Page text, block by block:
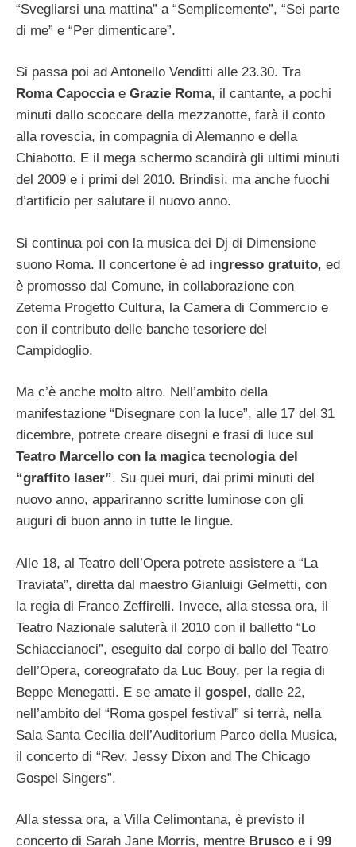
“Svegliarsi una mattina” a “Semplicemente”, “Sei parte
di me” e “Per dimenticare”.
Si passa poi ad Antonello Venditti alle 23.30. Tra
Roma Capoccia e Grazie Roma, il cantante, a pochi
minuti dallo scoccare della mezzanotte, farà il conto
alla rovescia, in compagnia di Alemanno e della
Chiabotto. E il mega schermo scandirà gli ultimi minuti
del 2009 e i primi del 2010. Brindisi, ma anche fuochi
d’artificio per salutare il nuovo anno.
Si continua poi con la musica dei Dj di Dimensione
suono Roma. Il concertone è ad ingresso gratuito, ed
è promosso dal Comune, in collaborazione con
Zetema Progetto Cultura, la Camera di Commercio e
con il contributo delle banche tesoriere del
Campidoglio.
Ma c’è anche molto altro. Nell’ambito della
manifestazione “Disegnare con la luce”, alle 17 del 31
dicembre, potrete creare disegni e frasi di luce sul
Teatro Marcello con la magica tecnologia del
“graffito laser”. Su quei muri, dai primi minuti del
nuovo anno, appariranno scritte luminose con gli
auguri di buon anno in tutte le lingue.
Alle 18, al Teatro dell’Opera potrete assistere a “La
Traviata”, diretta dal maestro Gianluigi Gelmetti, con
la regia di Franco Zeffirelli. Invece, alla stessa ora, il
Teatro Nazionale saluterà il 2010 con il balletto “Lo
Schiaccianoci”, eseguito dal corpo di ballo del Teatro
dell’Opera, coreografato da Luc Bouy, per la regia di
Beppe Menegatti. E se amate il gospel, dalle 22,
nell’ambito del “Roma gospel festival” si terrà, nella
Sala Santa Cecilia dell’Auditorium Parco della Musica,
il concerto di “Rev. Jessy Dixon and The Chicago
Gospel Singers”.
Alla stessa ora, a Villa Celimontana, è previsto il
concerto di Sarah Jane Morris, mentre Brusco e i 99